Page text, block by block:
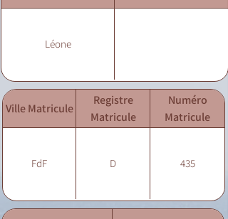
Léone
Ville Matricule
Registre
Matricule
Numéro
Matricule
FdF D 435